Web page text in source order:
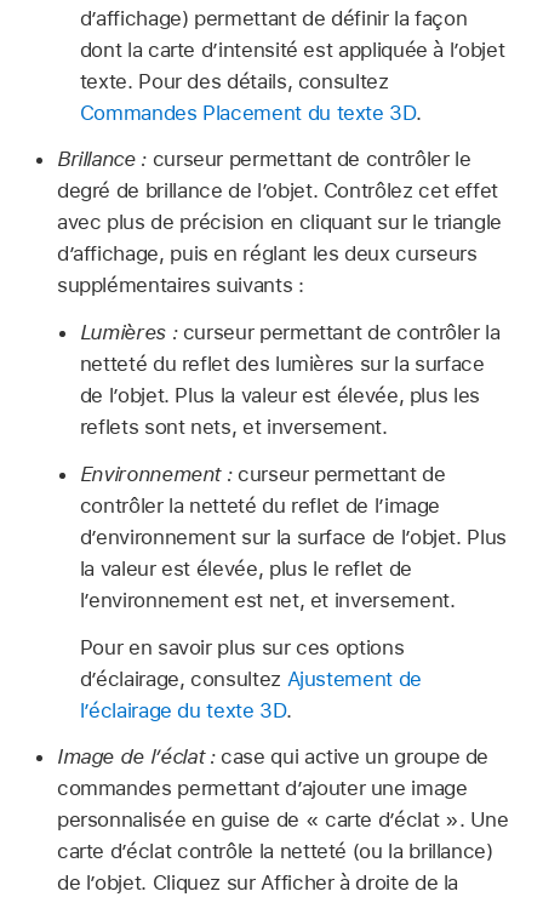
d’affichage) permettant de définir la façon
dont la carte d’intensité est appliquée à l’objet
texte. Pour des détails, consultez
Commandes Placement du texte 3D.
Brillance :curseur permettant de contrôler le
degré de brillance de l’objet. Contrôlez cet effet
avec plus de précision en cliquant sur le triangle
d’affichage, puis en réglant les deux curseurs
supplémentaires suivants :
Lumières :curseur permettant de contrôler la
netteté du reflet des lumières sur la surface
de l’objet. Plus la valeur est élevée, plus les
reflets sont nets, et inversement.
Environnement :curseur permettant de
contrôler la netteté du reflet de l’image
d’environnement sur la surface de l’objet. Plus
la valeur est élevée, plus le reflet de
l’environnement est net, et inversement.
Pour en savoir plus sur ces options
d’éclairage, consultez Ajustement de
l’éclairage du texte 3D.
Image de l’éclat :case qui active un groupe de
commandes permettant d’ajouter une image
personnalisée en guise de « carte d’éclat ». Une
carte d’éclat contrôle la netteté (ou la brillance)
de l’objet. Cliquez sur Afficher à droite de la